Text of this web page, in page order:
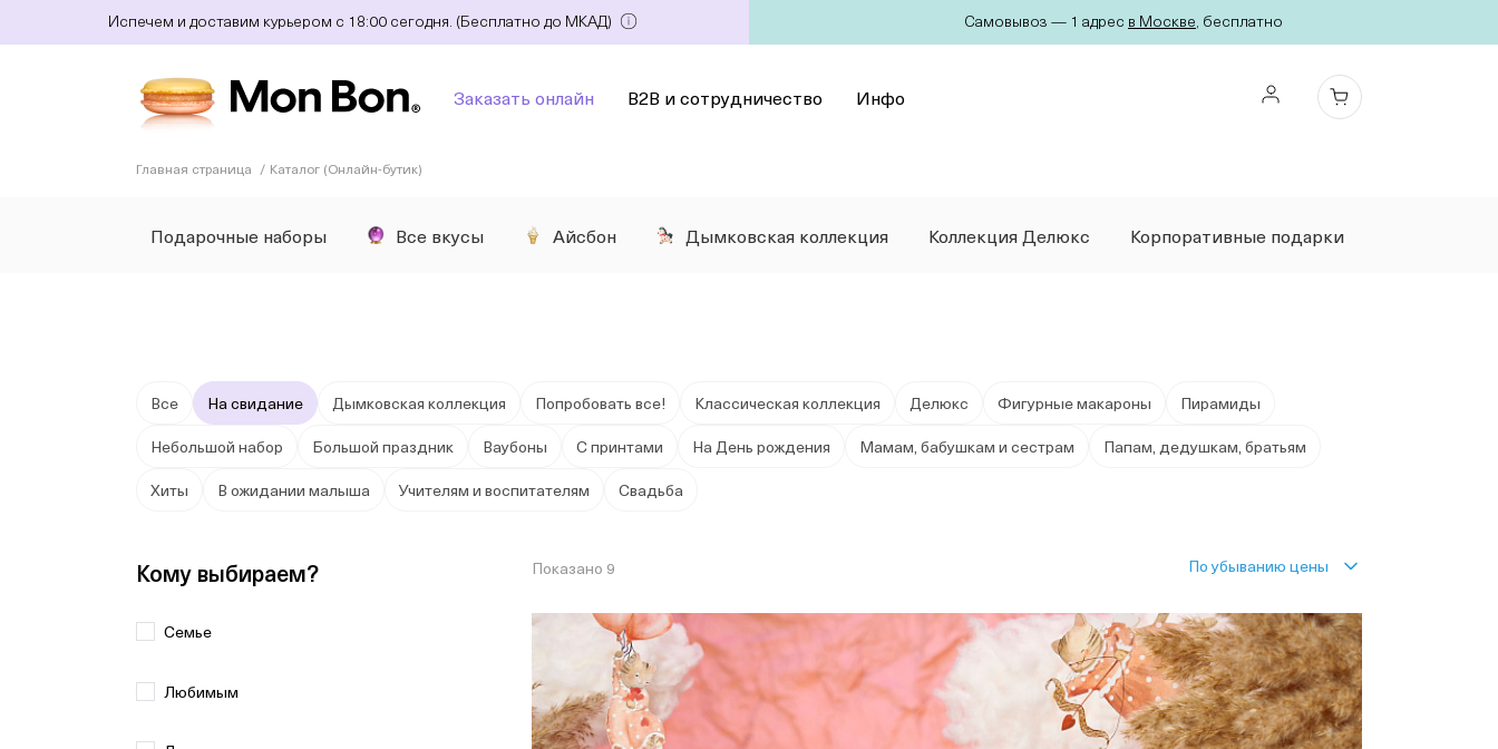
Испечем и доставим курьером с 18:00 сегодня. (Бесплатно до МКАД) Самовывоз — 1 адрес в Москве, бесплатно
Заказать онлайн B2B и сотрудничество Инфо
Главная страница Каталог (Онлайн-бутик)
Подарочные наборы Все вкусы Айсбон Дымковская коллекция Коллекция Делюкс Корпоративные подарки
Все Дымковская коллекция
На свидание Попробовать все! Классическая коллекция Делюкс Фигурные макароны
Пирамиды
Небольшой набор
Большой праздник Ваубоны С принтами На День рождения Мамам, бабушкам и сестрам
Папам, дедушкам, братьям
Хиты
В ожидании малыша Учителям и воспитателям Свадьба
Кому выбираем?
Семье
Любимым
Показано 9 По убыванию цены